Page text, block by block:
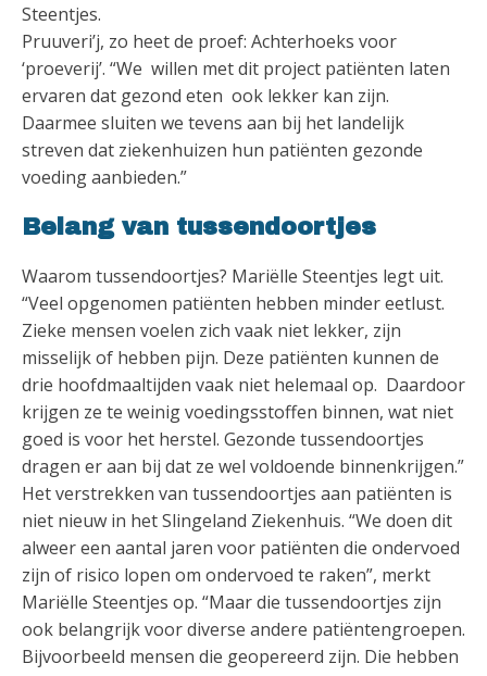
Steentjes.
Pruuveri’j, zo heet de proef: Achterhoeks voor
‘proeverij’. “We willen met dit project patiënten laten
ervaren dat gezond eten ook lekker kan zijn.
Daarmee sluiten we tevens aan bij het landelijk
streven dat ziekenhuizen hun patiënten gezonde
voeding aanbieden.”
Belang van tussendoortjes
Waarom tussendoortjes? Mariëlle Steentjes legt uit.
“Veel opgenomen patiënten hebben minder eetlust.
Zieke mensen voelen zich vaak niet lekker, zijn
misselijk of hebben pijn. Deze patiënten kunnen de
drie hoofdmaaltijden vaak niet helemaal op. Daardoor
krijgen ze te weinig voedingsstoffen binnen, wat niet
goed is voor het herstel. Gezonde tussendoortjes
dragen er aan bij dat ze wel voldoende binnenkrijgen.”
Het verstrekken van tussendoortjes aan patiënten is
niet nieuw in het Slingeland Ziekenhuis. “We doen dit
alweer een aantal jaren voor patiënten die ondervoed
zijn of risico lopen om ondervoed te raken”, merkt
Mariëlle Steentjes op. “Maar die tussendoortjes zijn
ook belangrijk voor diverse andere patiëntengroepen.
Bijvoorbeeld mensen die geopereerd zijn. Die hebben